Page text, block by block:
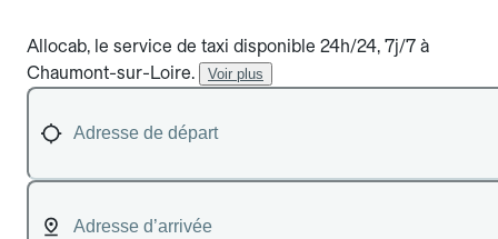
Allocab, le service de taxi disponible 24h/24, 7j/7 à
Chaumont-sur-Loire.
Voir plus